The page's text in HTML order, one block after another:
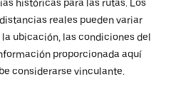
históricas para las rutas. Los
reales pueden variar
ubicación, las condiciones del
proporcionada aquí
considerarse vinculante.